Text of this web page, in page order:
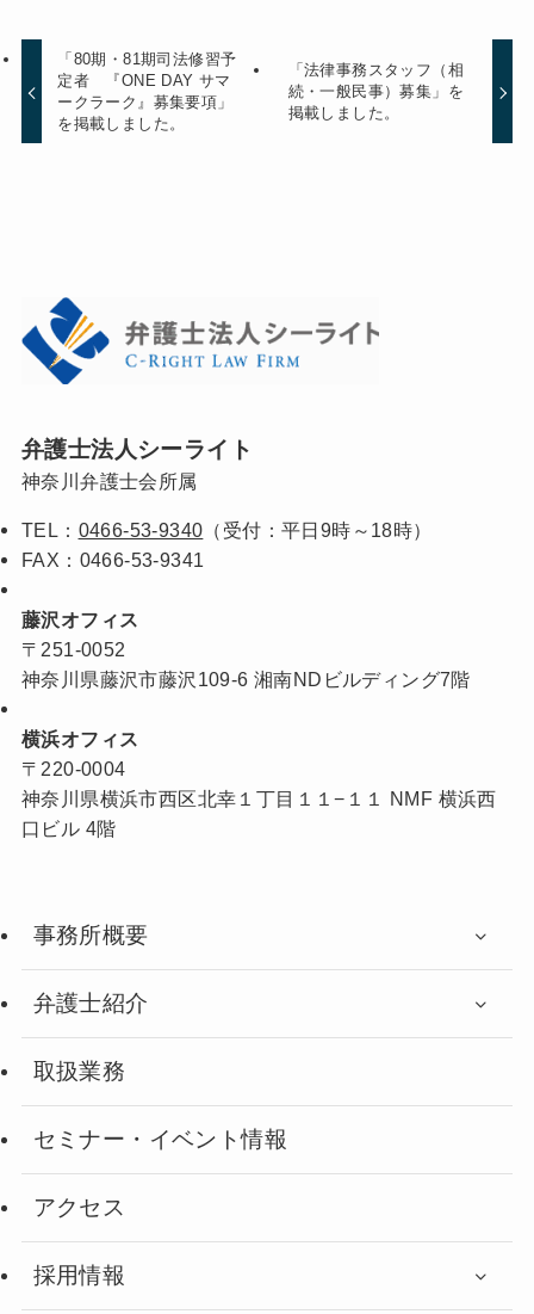
「80期・81期司法修習予
定者 『ONE DAY サマ
ークラーク』募集要項」
を掲載しました。
「法律事務スタッフ（相
続・一般民事）募集」を
掲載しました。
弁護士法人シーライト
神奈川弁護士会所属
TEL： 0466-53-9340 （受付：平日9時～18時）
FAX：0466-53-9341
藤沢オフィス
〒251-0052
神奈川県藤沢市藤沢109-6 湘南NDビルディング7階
横浜オフィス
〒220-0004
神奈川県横浜市西区北幸１丁目１１−１１ NMF 横浜西
口ビル 4階
事務所概要
弁護士紹介
取扱業務
セミナー・イベント情報
アクセス
採用情報